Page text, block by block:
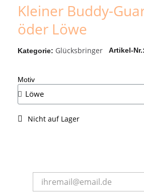
Kleiner Buddy-
öder Löwe
Kategorie Glücksbringer Artikel-Nr.
Motiv
Nicht auf Lager